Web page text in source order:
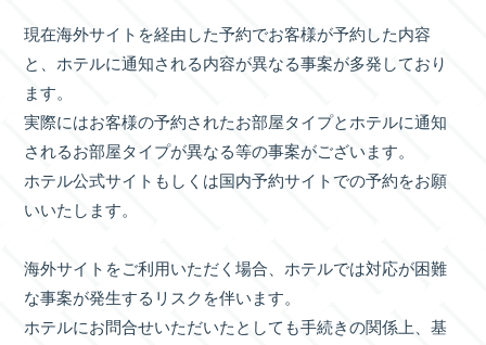
現在海外サイトを経由した予約でお客様が予約した内容
と、ホテルに通知される内容が異なる事案が多発しており
ます。
実際にはお客様の予約されたお部屋タイプとホテルに通知
されるお部屋タイプが異なる等の事案がございます。
ホテル公式サイトもしくは国内予約サイトでの予約をお願
いいたします。
海外サイトをご利用いただく場合、ホテルでは対応が困難
な事案が発生するリスクを伴います。
ホテルにお問合せいただいたとしても手続きの関係上、基